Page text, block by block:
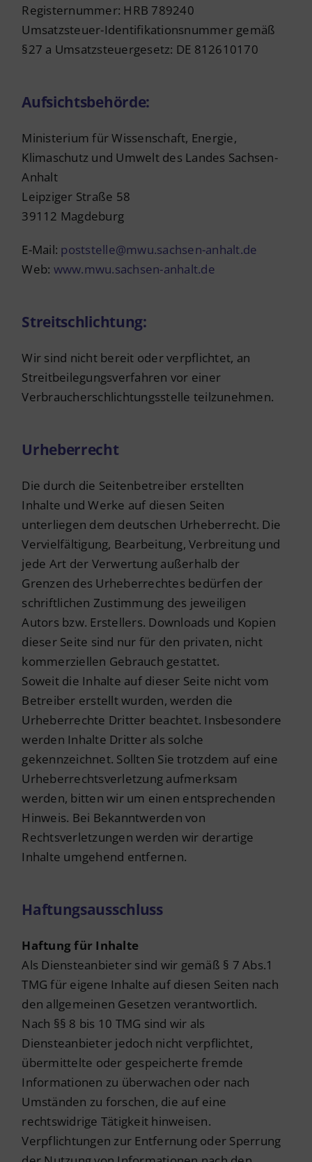
Registernummer: HRB 789240
Umsatzsteuer-Identifikationsnummer gemäß
§27 a Umsatzsteuergesetz: DE 812610170
Aufsichtsbehörde:
Ministerium für Wissenschaft, Energie,
Klimaschutz und Umwelt des Landes Sachsen-
Anhalt
Leipziger Straße 58
39112 Magdeburg
E-Mail: poststelle@mwu.sachsen-anhalt.de
Web: www.mwu.sachsen-anhalt.de
Streitschlichtung:
Wir sind nicht bereit oder verpflichtet, an
Streitbeilegungsverfahren vor einer
Verbraucherschlichtungsstelle teilzunehmen.
Urheberrecht
Die durch die Seitenbetreiber erstellten
Inhalte und Werke auf diesen Seiten
unterliegen dem deutschen Urheberrecht. Die
Vervielfältigung, Bearbeitung, Verbreitung und
jede Art der Verwertung außerhalb der
Grenzen des Urheberrechtes bedürfen der
schriftlichen Zustimmung des jeweiligen
Autors bzw. Erstellers. Downloads und Kopien
dieser Seite sind nur für den privaten, nicht
kommerziellen Gebrauch gestattet.
Soweit die Inhalte auf dieser Seite nicht vom
Betreiber erstellt wurden, werden die
Urheberrechte Dritter beachtet. Insbesondere
werden Inhalte Dritter als solche
gekennzeichnet. Sollten Sie trotzdem auf eine
Urheberrechtsverletzung aufmerksam
werden, bitten wir um einen entsprechenden
Hinweis. Bei Bekanntwerden von
Rechtsverletzungen werden wir derartige
Inhalte umgehend entfernen.
Haftungsausschluss
Haftung für Inhalte
Als Diensteanbieter sind wir gemäß § 7 Abs.1
TMG für eigene Inhalte auf diesen Seiten nach
den allgemeinen Gesetzen verantwortlich.
Nach §§ 8 bis 10 TMG sind wir als
Diensteanbieter jedoch nicht verpflichtet,
übermittelte oder gespeicherte fremde
Informationen zu überwachen oder nach
Umständen zu forschen, die auf eine
rechtswidrige Tätigkeit hinweisen.
Verpflichtungen zur Entfernung oder Sperrung